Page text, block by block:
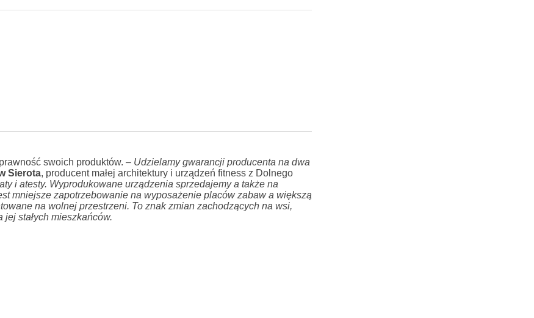
swoich produktów. – Udzielamy gwarancji producenta na dwa
Sierota, producent małej architektury i urządzeń fitness z Dolnego
i atesty. Wyprodukowane urządzenia sprzedajemy a także na
mniejsze zapotrzebowanie na wyposażenie placów zabaw a większą
na wolnej przestrzeni. To znak zmian zachodzących na wsi,
stałych mieszkańców.